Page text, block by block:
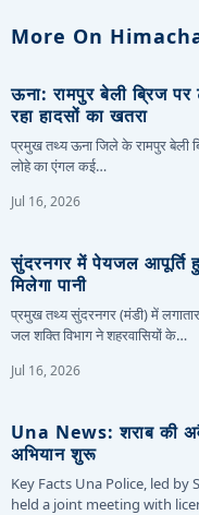
More On
ऊना: रामपुर बेली ब्रिज पर
रहा हादसों का खतरा
प्रमुख तथ्य ऊना जिले के रामपुर बेली
लोहे का एंगल कई…
Jul 16, 2026
सुंदरनगर में पेयजल आपूर्ति
मिलेगा पानी
प्रमुख तथ्य सुंदरनगर (मंडी) में
जल शक्ति विभाग ने शहरवासियों के…
Jul 16, 2026
Una News: शराब की
अभियान शुरू
Key Facts Una Police, led
held a joint meeting with